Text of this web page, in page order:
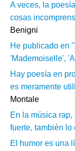
A veces, la
cosas
Benigni
He publicado en
'Mademoiselle',
Hay poesía en
es meramente
Montale
En la música
fuerte, también lo
El humor es una